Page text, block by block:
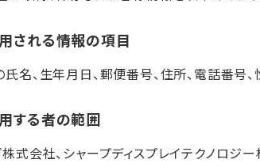
される情報の項目
名、生年月日、郵便番号、住所、電話番号
する者の範囲
式会社、シャープディスプレイテクノロジ